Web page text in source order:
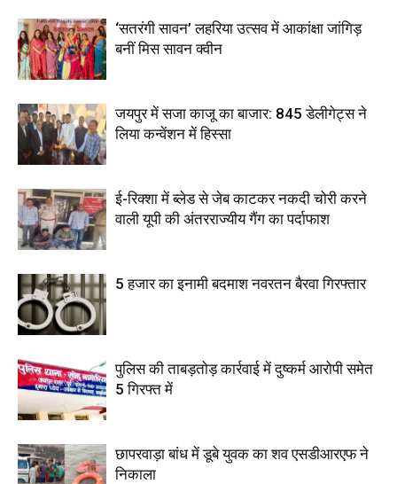
‘सतरंगी सावन’ लहरिया उत्सव में आकांक्षा जांगिड़
बनीं मिस सावन क्वीन
जयपुर में सजा काजू का बाजार: 845 डेलीगेट्स ने
लिया कन्वेंशन में हिस्सा
ई-रिक्शा में ब्लेड से जेब काटकर नकदी चोरी करने
वाली यूपी की अंतरराज्यीय गैंग का पर्दाफाश
5 हजार का इनामी बदमाश नवरतन बैरवा गिरफ्तार
पुलिस की ताबड़तोड़ कार्रवाई में दुष्कर्म आरोपी समेत
5 गिरफ्त में
छापरवाड़ा बांध में डूबे युवक का शव एसडीआरएफ ने
निकाला